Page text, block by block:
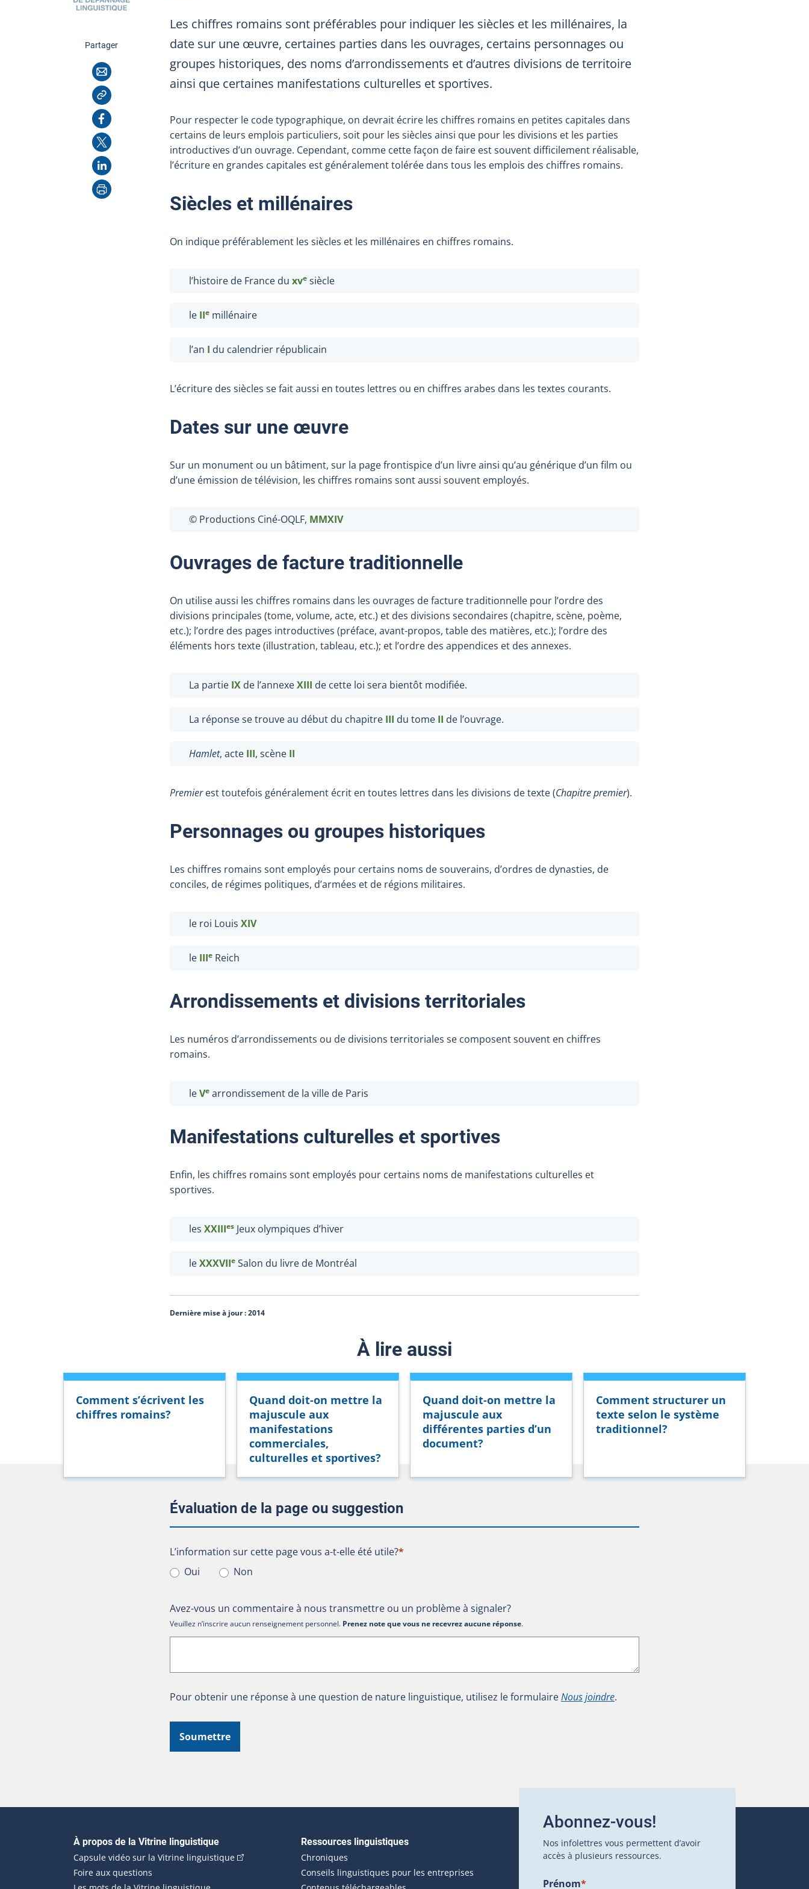
Partagercette page
Courriel
Copier l'adresse
Facebook
X
LinkedIn
Imprimer
Les chiffres romains sont préférables pour indiquer les siècles et les millénaires, la
date sur une œuvre, certaines parties dans les ouvrages, certains personnages ou
groupes historiques, des noms d’arrondissements et d’autres divisions de territoire
ainsi que certaines manifestations culturelles et sportives.
Pour respecter le code typographique, on devrait écrire les chiffres romains en petites capitales dans
certains de leurs emplois particuliers, soit pour les siècles ainsi que pour les divisions et les parties
introductives d’un ouvrage. Cependant, comme cette façon de faire est souvent difficilement réalisable,
l’écriture en grandes capitales est généralement tolérée dans tous les emplois des chiffres romains.
Siècles et millénaires
On indique préférablement les siècles et les millénaires en chiffres romains.
l’histoire de France du xve siècle
le IIe millénaire
l’an I du calendrier républicain
L’écriture des siècles se fait aussi en toutes lettres ou en chiffres arabes dans les textes courants.
Dates sur une œuvre
Sur un monument ou un bâtiment, sur la page frontispice d’un livre ainsi qu’au générique d’un film ou
d’une émission de télévision, les chiffres romains sont aussi souvent employés.
© Productions Ciné-OQLF, MMXIV
Ouvrages de facture traditionnelle
On utilise aussi les chiffres romains dans les ouvrages de facture traditionnelle pour l’ordre des
divisions principales (tome, volume, acte, etc.) et des divisions secondaires (chapitre, scène, poème,
etc.); l’ordre des pages introductives (préface, avant-propos, table des matières, etc.); l’ordre des
éléments hors texte (illustration, tableau, etc.); et l’ordre des appendices et des annexes.
La partie IX de l’annexeXIII de cette loi sera bientôt modifiée.
La réponse se trouve au début du chapitre III du tome II de l’ouvrage.
Hamlet, acte III, scène II
Premierest toutefois généralement écrit en toutes lettres dans les divisions de texte (Chapitre premier).
Personnages ou groupes historiques
Les chiffres romains sont employés pour certains noms de souverains, d’ordres de dynasties, de
conciles, de régimes politiques, d’armées et de régions militaires.
le roi Louis XIV
le IIIe Reich
Arrondissements et divisions territoriales
Les numéros d’arrondissements ou de divisions territoriales se composent souvent en chiffres
romains.
leVe arrondissement de la ville de Paris
Manifestations culturelles et sportives
Enfin, les chiffres romains sont employés pour certains noms de manifestations culturelles et
sportives.
les XXIIIes Jeux olympiques d’hiver
leXXXVIIe Salon du livre de Montréal
Dernière mise à jour :2014
À lire aussi
Comment s’écrivent les
chiffres romains?
Quand doit-on mettre la
majuscule aux
manifestations
commerciales,
culturelles et sportives?
Quand doit-on mettre la
majuscule aux
différentes parties d’un
document?
Comment structurer un
texte selon le système
traditionnel?
Évaluation de la page ou suggestion
L’information sur cette page vous a-t-elle été utile?
L’information sur cette page vous a-t-elle été utile?*
Oui
Non
Avez-vous un commentaire à nous transmettre ou un problème à signaler?
Veuillez n’inscrire aucun renseignement personnel. Prenez note que vous ne recevrez aucune réponse.
Pour obtenir une réponse à une question de nature linguistique, utilisez le formulaireNous joindre.
Soumettre
Navigation principale
À propos de la Vitrine linguistique
Capsule vidéo sur la Vitrine linguistique(Cet hyperlien externe s'ouvrira dans une nouvelle fenêtre.)
Foire aux questions
Ressources linguistiques
Chroniques
Conseils linguistiques pour les entreprises
Abonnez-vous!
Nos infolettres vous permettent d’avoir
accès à plusieurs ressources.
Prénom*